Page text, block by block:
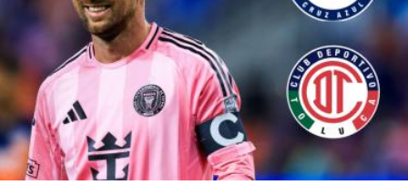
m
p
a
r
t
i
r